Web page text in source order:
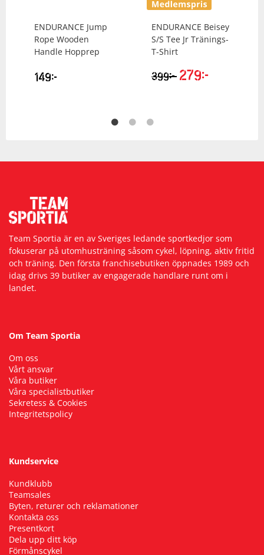
ENDURANCE Jump
Rope Wooden
Handle Hopprep
149kr
ENDURANCE Beisey
S/S Tee Jr Tränings-
T-Shirt
399kr 279kr
Team Sportia är en av Sveriges ledande sportkedjor som
fokuserar på utomhusträning såsom cykel, löpning, aktiv fritid
och träning. Den första franchisebutiken öppnades 1989 och
idag drivs 39 butiker av engagerade handlare runt om i
landet.
Om Team Sportia
Om oss
Vårt ansvar
Våra butiker
Våra specialistbutiker
Sekretess & Cookies
Integritetspolicy
Kundservice
Kundklubb
Teamsales
Byten, returer och reklamationer
Kontakta oss
Presentkort
Dela upp ditt köp
Förmånscykel